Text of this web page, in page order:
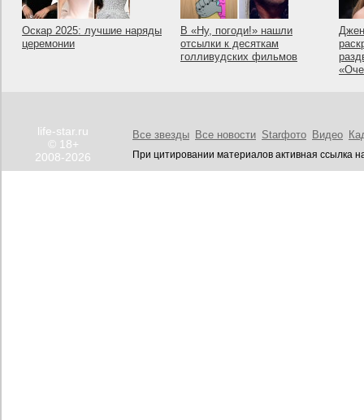
Оскар 2025: лучшие наряды
церемонии
В «Ну, погоди!» нашли
отсылки к десяткам
голливудских фильмов
life-star.ru
© 18+
2008-2026
Все звезды Все новости Starфото Видео
При цитировании материалов активная ссылка